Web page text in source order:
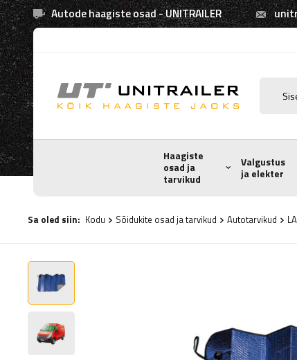
Autode haagiste osad - UNITRAILER
Haagiste
osad ja
tarvikud
Valgustus
ja elekter
Sa oled siin: Kodu Sõidukite osad ja tarvikud Autotarvikud